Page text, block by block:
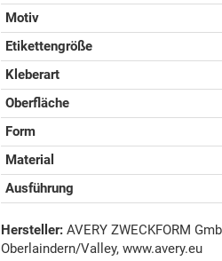
Motiv
Etikettengröße
Kleberart
Oberfläche
Form
Material
Ausführung
Hersteller: AVERY ZWECKFORM
Oberlaindern/Valley, www.avery.eu